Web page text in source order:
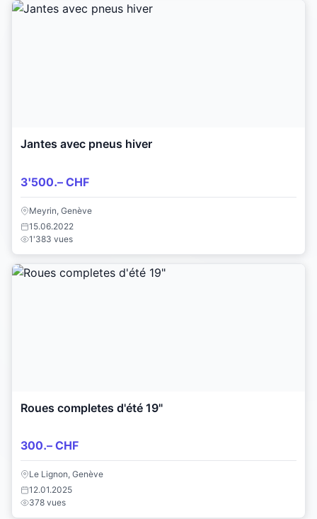
Jantes avec pneus hiver
3'500.– CHF
Meyrin, Genève
15.06.2022
1'383 vues
Roues completes d'été 19"
300.– CHF
Le Lignon, Genève
12.01.2025
378 vues